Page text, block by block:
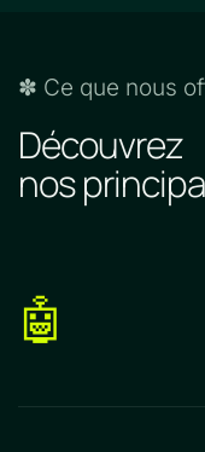
✽ Ce que nous
Découvrez
nos
🤖